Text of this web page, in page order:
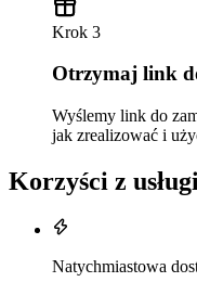
Krok 3
Otrzymaj link
Wyślemy link do
jak zrealizować i
Korzyści z usługi
Natychmiastowa